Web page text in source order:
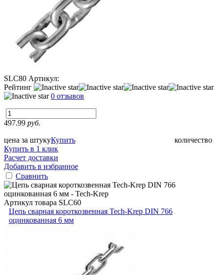
SLC80 Артикул:
Рейтинг
0 отзывов
497.99 руб.
цена за штуку количество
Купить
Купить в 1 клик
Расчет доставки
Добавить в избранное
Сравнить
Артикул товара SLC60
Цепь сварная короткозвенная Tech-Krep DIN 766
оцинкованная 6 мм